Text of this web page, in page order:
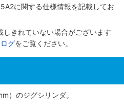
に関する仕様情報を記載してお
きれていない場合がございます
グをご覧ください。
）のジグシリンダ。